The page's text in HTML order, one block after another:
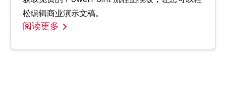
松编辑商业演示文稿。
阅读更多